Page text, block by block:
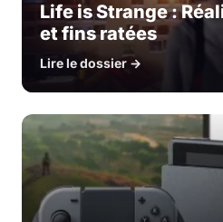
Life is Strange :
et fins ratées
Lire le dossier →